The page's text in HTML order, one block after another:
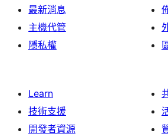
最新消息
主機代管
隱私權
Learn
技術支援
開發者資源